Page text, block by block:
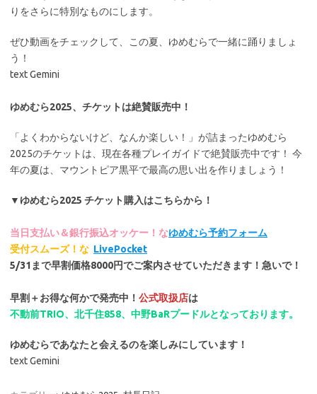
りをさらに特別なものにします。
ぜひ動画をチェックして、この夏、ゆめむらで一緒に踊りましょ
う！
text Gemini
ゆめむら2025、チケットは絶賛販売中！
「よくわからないけど、なんか楽しい！」が詰まったゆめむら
2025のチケットは、現在各種プレイガイドで絶賛販売中です！ 今
年の夏は、マウントピア黒平で最高の思い出を作りましょう！
▼ゆめむら2025 チケット購入はこちらから！
当日支払い＆銀行振込オッケー！なゆめむら予約フォーム
受付スムーズ！な LivePocket
5/31まで早割価格8000円でご案内させていただきます！急いで！
早割＋お得な何かで発売中！ 公式取扱店は
不動前TRIO、北千住858、中野BaRプードルとなっております。
ゆめむらであなたと会えるのを楽しみにしています！
text Gemini